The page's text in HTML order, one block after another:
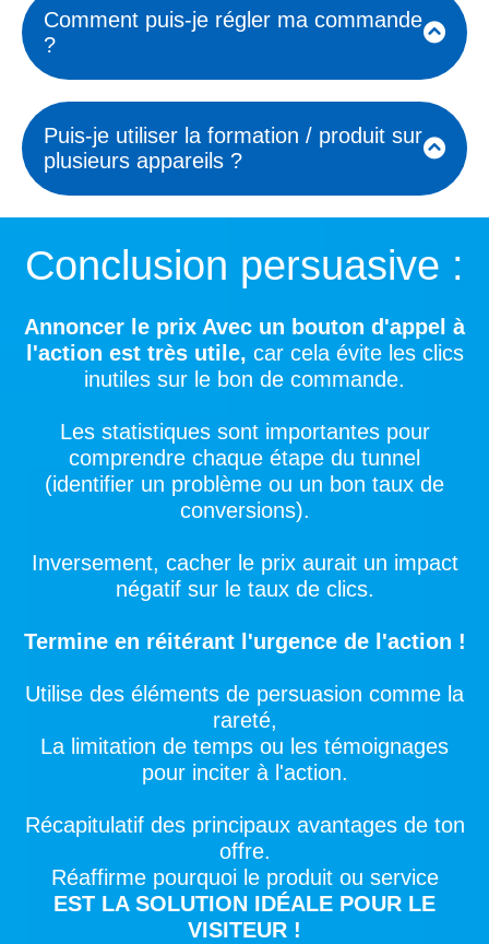
incluses.
Comment puis-je régler ma commande
?
carte bancaire, PayPal, virement,
etc.
Sécurité des transactions.
Et si les paiements en plusieurs fois
organismes, Qualiopi, CPF ou
autres.
Puis-je utiliser la formation / produit sur
plusieurs appareils ?
accéder à la formation ou au produit
sur différents appareils (ordinateur,
téléphone, tablette).
Conclusion persuasive :
Annoncer le prix Avec un bouton d'appel à
l'action est très utile, car cela évite les clics
inutiles sur le bon de commande.
Les statistiques sont importantes pour
comprendre chaque étape du tunnel
(identifier un problème ou un bon taux de
conversions).
Inversement, cacher le prix aurait un impact
négatif sur le taux de clics.
Termine en réitérant l'urgence de l'action !
Utilise des éléments de persuasion comme la
rareté,
La limitation de temps ou les témoignages
pour inciter à l'action.
Récapitulatif des principaux avantages de ton
offre.
Réaffirme pourquoi le produit ou service
EST LA SOLUTION IDÉALE POUR LE
VISITEUR !